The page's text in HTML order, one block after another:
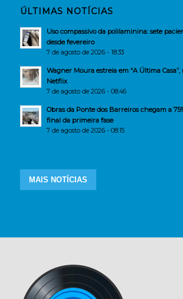
ÚLTIMAS NOTÍCIAS
Uso compassivo da polilaminina: sete
desde fevereiro
7 de agosto de 2026 - 18:33
Wagner Moura estreia em “A Última
Netflix
7 de agosto de 2026 - 08:46
Obras da Ponte dos Barreiros chegam a
final da primeira fase
7 de agosto de 2026 - 08:15
MAIS NOTÍCIAS